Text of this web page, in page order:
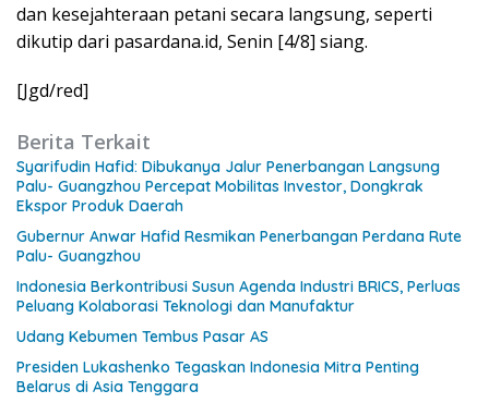
dan kesejahteraan petani secara langsung, seperti
dikutip dari pasardana.id, Senin [4/8] siang.
[Jgd/red]
Berita Terkait
Syarifudin Hafid: Dibukanya Jalur Penerbangan Langsung
Palu- Guangzhou Percepat Mobilitas Investor, Dongkrak
Ekspor Produk Daerah
Gubernur Anwar Hafid Resmikan Penerbangan Perdana Rute
Palu- Guangzhou
Indonesia Berkontribusi Susun Agenda Industri BRICS, Perluas
Peluang Kolaborasi Teknologi dan Manufaktur
Udang Kebumen Tembus Pasar AS
Presiden Lukashenko Tegaskan Indonesia Mitra Penting
Belarus di Asia Tenggara